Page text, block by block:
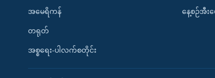
အမေရိကန်
တရုတ်
အစ္စရေး-ပါလက်စတိုင်း
နေ့စဉ်အီး